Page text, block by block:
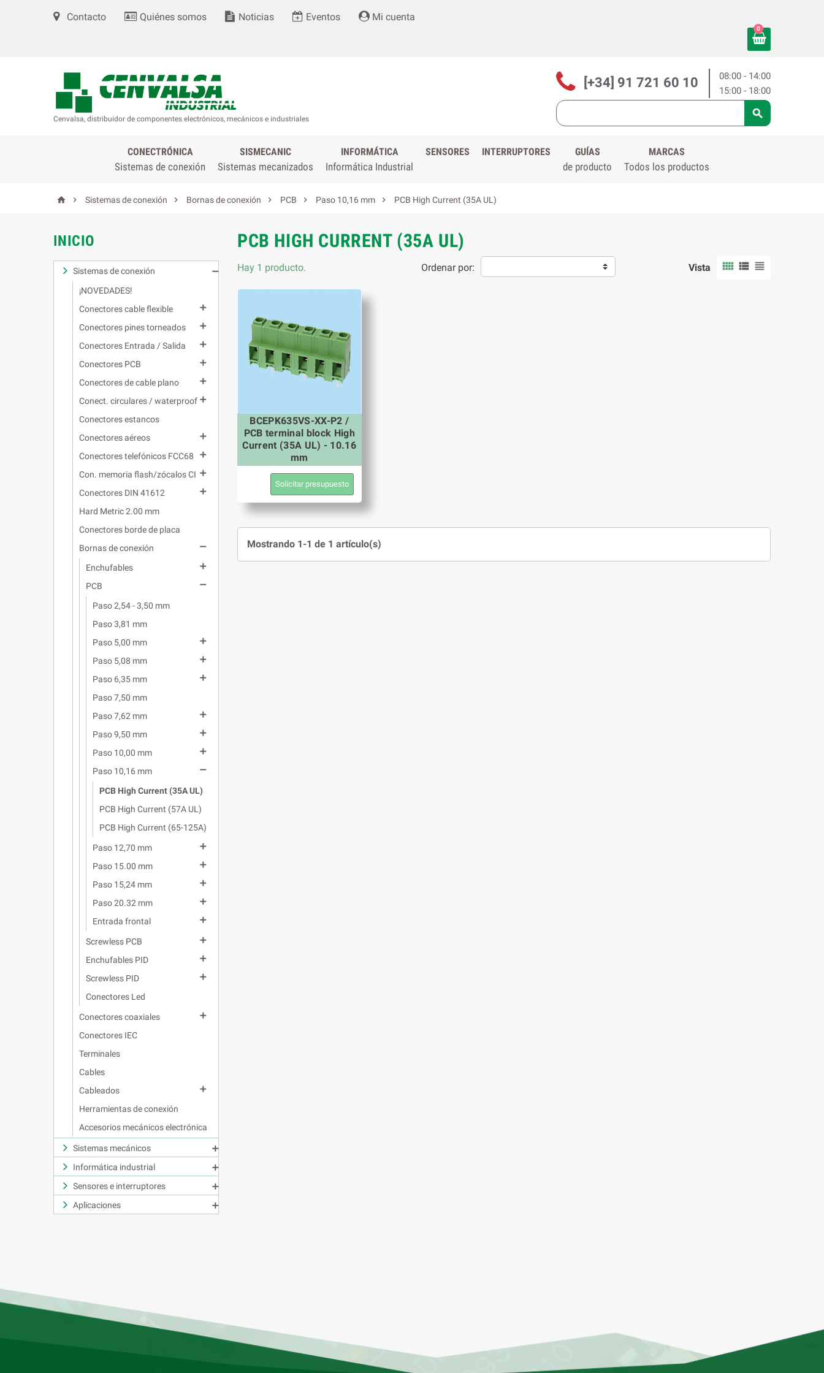
Contacto Quiénes somos Noticias Eventos Mi cuenta
0
Cenvalsa, distribuidor de componentes electrónicos, mecánicos e industriales
08:00 - 14:00
15:00 - 18:00
[+34] 91 721 60 10

CONECTRÓNICA
Sistemas de conexión
SISMECANIC
Sistemas mecanizados
INFORMÁTICA
Informática Industrial
SENSORES INTERRUPTORES GUÍAS
de producto
MARCAS
Todos los productos
  Sistemas de conexión  Bornas de conexión  PCB  Paso 10,16 mm  PCB High Current (35A UL)
INICIO
Sistemas de conexión

¡NOVEDADES!
Conectores cable flexible

Conectores pines torneados

Conectores Entrada / Salida

Conectores PCB

Conectores de cable plano

Conect. circulares / waterproof 
Conectores estancos
Conectores aéreos

Conectores telefónicos FCC68

Con. memoria flash/zócalos CI 
Conectores DIN 41612

Hard Metric 2.00 mm
Conectores borde de placa
Bornas de conexión

Enchufables

PCB

Paso 2,54 - 3,50 mm
Paso 3,81 mm
Paso 5,00 mm

Paso 5,08 mm

Paso 6,35 mm

Paso 7,50 mm
Paso 7,62 mm

Paso 9,50 mm

Paso 10,00 mm

Paso 10,16 mm

PCB High Current (35A UL)
PCB High Current (57A UL)
PCB High Current (65-125A)
Paso 12,70 mm

Paso 15.00 mm

Paso 15,24 mm

Paso 20.32 mm

Entrada frontal

Screwless PCB

Enchufables PID

Screwless PID

Conectores Led
Conectores coaxiales

Conectores IEC
Terminales
Cables
Cableados

Herramientas de conexión
Accesorios mecánicos electrónica
Sistemas mecánicos

Informática industrial

Sensores e interruptores

Aplicaciones

PCB HIGH CURRENT (35A UL)
Hay 1 producto. Ordenar por: Vista   
BCEPK635VS-XX-P2 /
PCB terminal block High
Current (35A UL) - 10.16
mm
Solicitar presupuesto
Mostrando 1-1 de 1 artículo(s)